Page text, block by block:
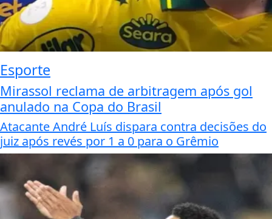
Esporte
Mirassol reclama de arbitragem após gol
anulado na Copa do Brasil
Atacante André Luís dispara contra decisões do
juiz após revés por 1 a 0 para o Grêmio